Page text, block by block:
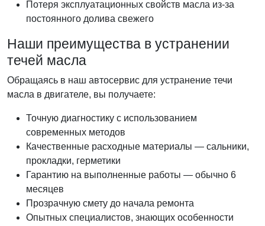
Потеря эксплуатационных свойств масла из-за
постоянного долива свежего
Наши преимущества в устранении
течей масла
Обращаясь в наш автосервис для устранение течи
масла в двигателе, вы получаете:
Точную диагностику с использованием
современных методов
Качественные расходные материалы — сальники,
прокладки, герметики
Гарантию на выполненные работы — обычно 6
месяцев
Прозрачную смету до начала ремонта
Опытных специалистов, знающих особенности